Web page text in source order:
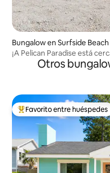
Bungalow en Surfside Beach
¡A Pelican Paradise está
Otros
De los mejores en Favorito
Favorito entre huéspedes